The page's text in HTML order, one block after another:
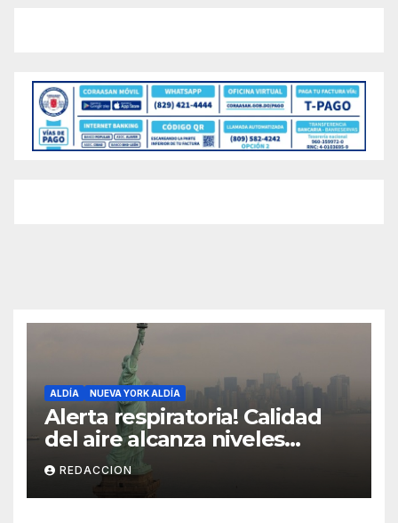
ALDÍA NUEVA YORK ALDÍA
Alerta respiratoria! Calidad
del aire alcanza niveles
peligrosos en NYC
REDACCION